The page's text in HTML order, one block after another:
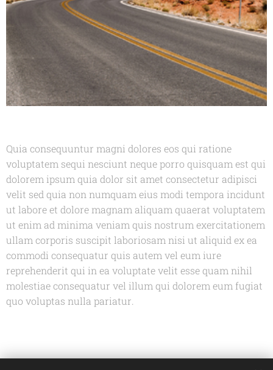
Quia consequuntur magni dolores eos qui ratione
voluptatem sequi nesciunt neque porro quisquam est qui
dolorem ipsum quia dolor sit amet consectetur adipisci
velit sed quia non numquam eius modi tempora incidunt
ut labore et dolore magnam aliquam quaerat voluptatem
ut enim ad minima veniam quis nostrum exercitationem
ullam corporis suscipit laboriosam nisi ut aliquid ex ea
commodi consequatur quis autem vel eum iure
reprehenderit qui in ea voluptate velit esse quam nihil
molestiae consequatur vel illum qui dolorem eum fugiat
quo voluptas nulla pariatur.